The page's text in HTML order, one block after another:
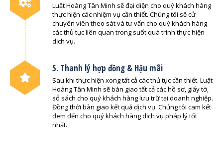
Luật Hoàng Tân Minh sẽ đại diện cho quý khách hàng
thực hiện các nhiệm vụ cần thiết. Chúng tôi sẽ cử
chuyên viên theo sát và tư vấn cho quý khách hàng
các thủ tục liên quan trong suốt quá trình thực hiện
dịch vụ.
5. Thanh lý hợp đồng & Hậu mãi
Sau khi thực hiện xong tất cả các thủ tục cần thiết. Luật
Hoàng Tân Minh sẽ bàn giao tất cả các hồ sơ, giấy tờ,
sổ sách cho quý khách hàng lưu trữ tại doanh nghiệp.
Đồng thời bàn giao kết quả dịch vụ. Chúng tôi cam kết
đem đến cho quý khách hàng dịch vụ pháp lý tốt
nhất.